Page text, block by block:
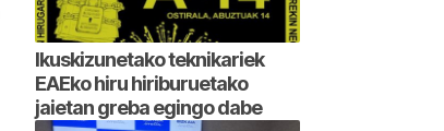
Ikuskizunetako teknikariek
EAEko hiru hiriburuetako
jaietan greba egingo dabe